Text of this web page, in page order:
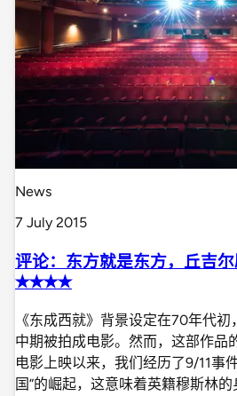
News
7 July 2015
评论：东方就是东方，丘吉尔
✭✭✭✭
《东成西就》背景设定在70年代
中期被拍成电影。然而，这部作品
电影上映以来，我们经历了9/11事
国”的崛起，这意味着英籍穆斯林